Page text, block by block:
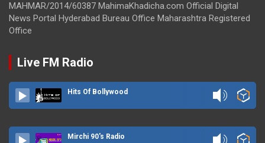
MAHMAR/2014/60387 MahimaKhadicha.com Official Digital
News Portal Hyderabad Bureau Office Maharashtra Registered
Office
Live FM Radio
Hits Of Bollywood
Mirchi 90's Radio